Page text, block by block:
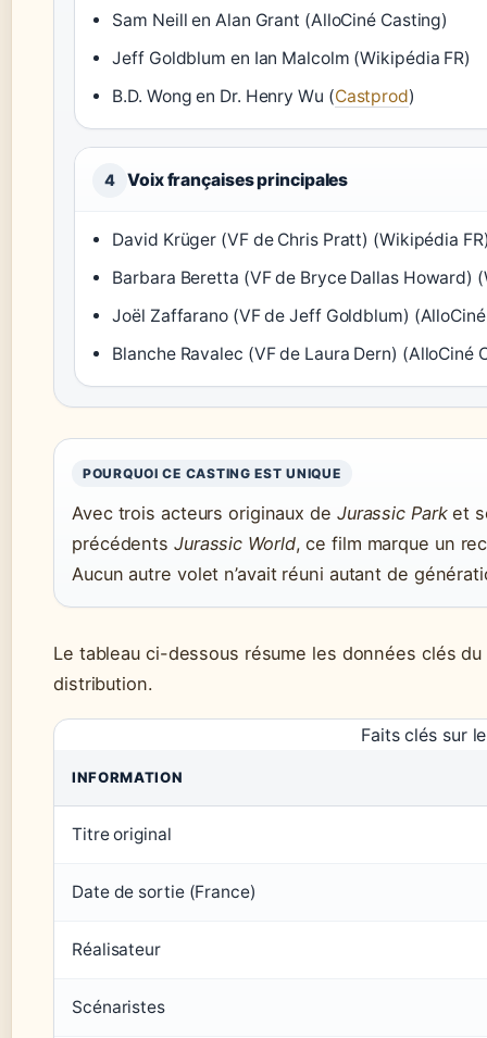
Sam Neill en Alan Grant (AlloCiné Casting)
Jeff Goldblum en Ian Malcolm (Wikipédia FR)
B.D. Wong en Dr. Henry Wu (Castprod)
4 Voix françaises principales
David Krüger (VF de Chris Pratt) (Wikipédia
Barbara Beretta (VF de Bryce Dallas Howard)
Joël Zaffarano (VF de Jeff Goldblum)
Blanche Ravalec (VF de Laura Dern) (AlloCiné
POURQUOI CE CASTING EST UNIQUE
Avec trois acteurs originaux de Jurassic Parket
précédents Jurassic World, ce film marque un
Aucun autre volet n’avait réuni autant de
Le tableau ci-dessous résume les données clés
distribution.
Faits clés sur
INFORMATION
Titre original
Date de sortie (France)
Réalisateur
Scénaristes